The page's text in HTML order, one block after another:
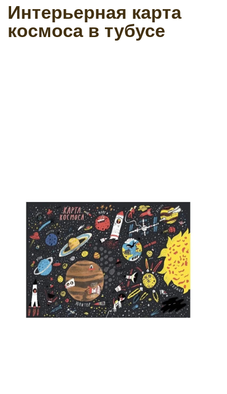
Интерьерная карта
космоса в тубусе